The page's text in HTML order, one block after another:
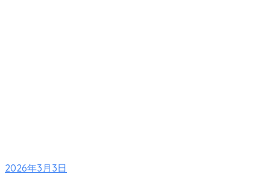
2026年3月3日